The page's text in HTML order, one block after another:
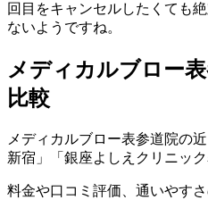
回目をキャンセルしたくても
ないようですね。
メディカルブロー
比較
メディカルブロー表参道院の
新宿」「銀座よしえクリニッ
料金や口コミ評価、通いやす